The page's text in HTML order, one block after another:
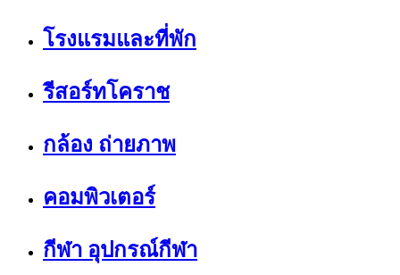
โรงแรมและที่พัก
รีสอร์ทโคราช
กล้อง ถ่ายภาพ
คอมพิวเตอร์
กีฬา อุปกรณ์กีฬา